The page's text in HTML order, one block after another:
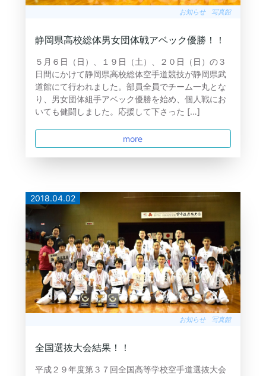
お知らせ 写真館
静岡県高校総体男女団体戦アベック優勝！！
５月６日（日）、１９日（土）、２０日（日）の３
日間にかけて静岡県高校総体空手道競技が静岡県武
道館にて行われました。部員全員でチーム一丸とな
り、男女団体組手アベック優勝を始め、個人戦にお
いても健闘しました。応援して下さった […]
more
2018.04.02
お知らせ 写真館
全国選抜大会結果！！
平成２９年度第３７回全国高等学校空手道選抜大会